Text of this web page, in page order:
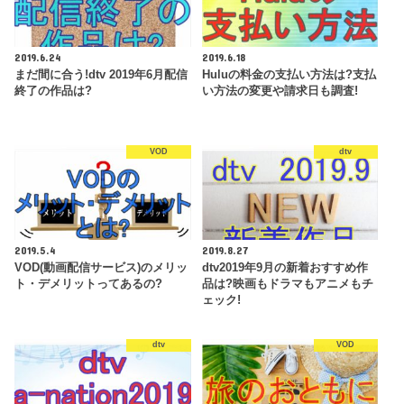
2019.6.24
まだ間に合う!dtv 2019年6月配信
終了の作品は?
2019.6.18
Huluの料金の支払い方法は?支払
い方法の変更や請求日も調査!
VOD
2019.5.4
VOD(動画配信サービス)のメリッ
ト・デメリットってあるの?
dtv
2019.8.27
dtv2019年9月の新着おすすめ作
品は?映画もドラマもアニメもチ
ェック!
dtv VOD